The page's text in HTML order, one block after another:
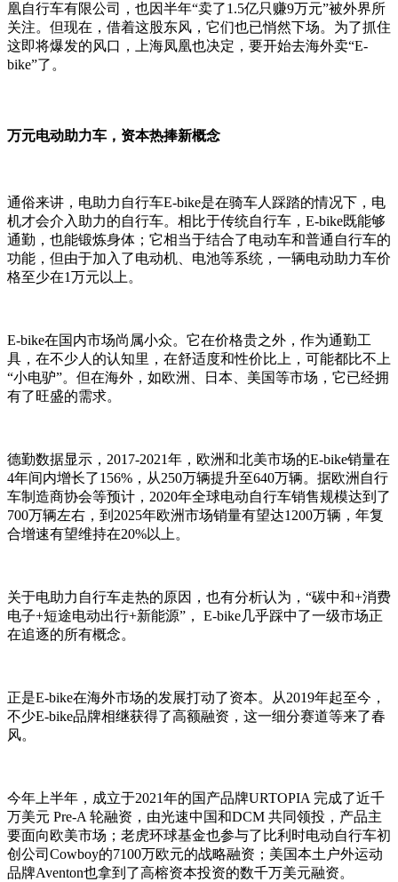
凰自行车有限公司，也因半年“卖了1.5亿只赚9万元”被外界所
关注。但现在，借着这股东风，它们也已悄然下场。为了抓住
这即将爆发的风口，上海凤凰也决定，要开始去海外卖“E-
bike”了。
万元电动助力车，资本热捧新概念
通俗来讲，电助力自行车E-bike是在骑车人踩踏的情况下，电
机才会介入助力的自行车。相比于传统自行车，E-bike既能够
通勤，也能锻炼身体；它相当于结合了电动车和普通自行车的
功能，但由于加入了电动机、电池等系统，一辆电动助力车价
格至少在1万元以上。
E-bike在国内市场尚属小众。它在价格贵之外，作为通勤工
具，在不少人的认知里，在舒适度和性价比上，可能都比不上
“小电驴”。但在海外，如欧洲、日本、美国等市场，它已经拥
有了旺盛的需求。
德勤数据显示，2017-2021年，欧洲和北美市场的E-bike销量在
4年间内增长了156%，从250万辆提升至640万辆。据欧洲自行
车制造商协会等预计，2020年全球电动自行车销售规模达到了
700万辆左右，到2025年欧洲市场销量有望达1200万辆，年复
合增速有望维持在20%以上。
关于电助力自行车走热的原因，也有分析认为，“碳中和+消费
电子+短途电动出行+新能源”， E-bike几乎踩中了一级市场正
在追逐的所有概念。
正是E-bike在海外市场的发展打动了资本。从2019年起至今，
不少E-bike品牌相继获得了高额融资，这一细分赛道等来了春
风。
今年上半年，成立于2021年的国产品牌URTOPIA 完成了近千
万美元 Pre-A 轮融资，由光速中国和DCM 共同领投，产品主
要面向欧美市场；老虎环球基金也参与了比利时电动自行车初
创公司Cowboy的7100万欧元的战略融资；美国本土户外运动
品牌Aventon也拿到了高榕资本投资的数千万美元融资。